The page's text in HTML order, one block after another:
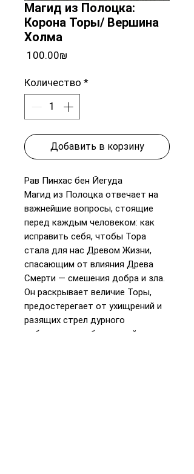
Магид из Полоцка:
Корона Торы/ Вершина
Холма
‏100.00 ‏₪
Количество *
Добавить в корзину
Рав Пинхас бен Йегуда
Магид из Полоцка отвечает на
важнейшие вопросы, стоящие
перед каждым человеком: как
исправить себя, чтобы Тора
стала для нас Древом Жизни,
спасающим от влияния Древа
Смерти — смешения добра и зла.
Он раскрывает величие Торы,
предостерегает от ухищрений и
разящих стрел дурного
побуждения, заблуждений